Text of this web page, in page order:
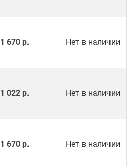
1 670 р. Нет в наличии
1 022 р. Нет в наличии
1 670 р. Нет в наличии